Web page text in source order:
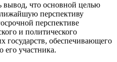
вывод, что основной целью
перспективу
перспективе
и политического
государств, обеспечивающего
его участника.